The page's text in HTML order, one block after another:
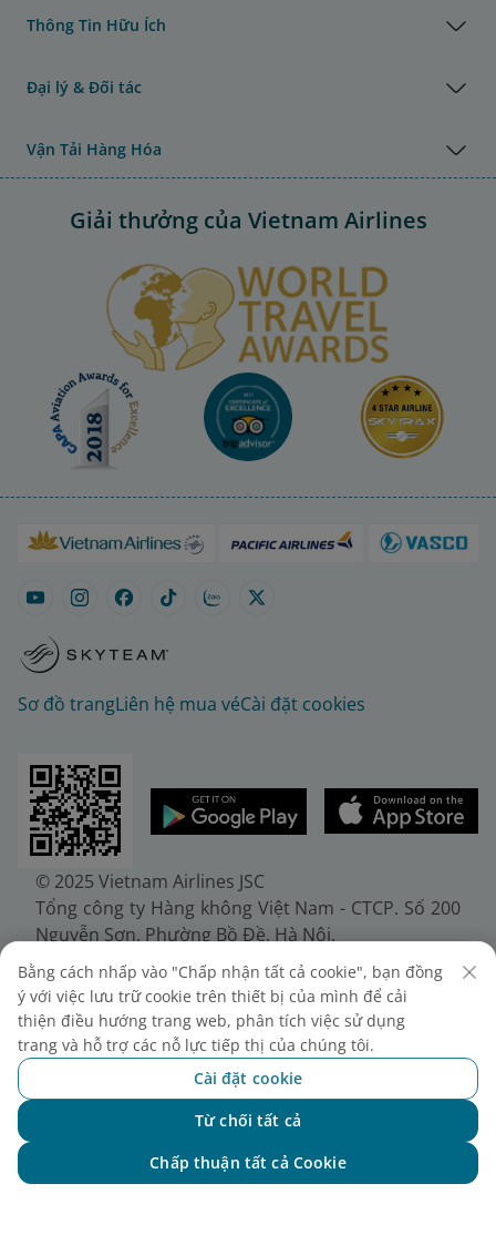
Thông Tin Hữu Ích
Đại lý & Đối tác
Vận Tải Hàng Hóa
Giải thưởng của Vietnam Airlines
Sơ đồ trangLiên hệ mua véCài đặt cookies
© 2025 Vietnam Airlines JSC
Tổng công ty Hàng không Việt Nam - CTCP. Số 200
Nguyễn Sơn, Phường Bồ Đề, Hà Nội.
Điện thoại: (+84-24) 38272289. Fax: (+84-24)
38722375
Giấy chứng nhận đăng ký doanh nghiệp, mã số
doanh nghiệp 0100107518, đăng ký lần đầu ngày
30/6/2010, đăng ký thay đổi lần thứ 10 ngày
24/7/2025, cấp bởi Sở Tài chính Thành phố Hà Nội.
Bằng cách nhấp vào "Chấp nhận tất cả cookie", bạn đồng
ý với việc lưu trữ cookie trên thiết bị của mình để cải
thiện điều hướng trang web, phân tích việc sử dụng
trang và hỗ trợ các nỗ lực tiếp thị của chúng tôi.
Cài đặt cookie
Từ chối tất cả
Chấp thuận tất cả Cookie